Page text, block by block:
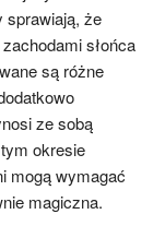
sprawiają, że
słońca
są różne
ze sobą
okresie
mogą wymagać
magiczna.